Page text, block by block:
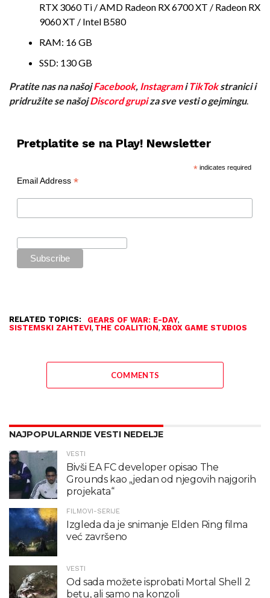
RTX 3060 Ti / AMD Radeon RX 6700 XT / Radeon RX
9060 XT / Intel B580
RAM: 16 GB
SSD: 130 GB
Pratite nas na našojFacebook, InstagramiTikTokstranici i
pridružite se našojDiscord grupiza sve vesti o gejmingu.
Pretplatite se na Play! Newsletter
*indicates required
Email Address *
RELATED TOPICS: GEARS OF WAR: E-DAY,
SISTEMSKI ZAHTEVI, THE COALITION, XBOX GAME STUDIOS
COMMENTS
NAJPOPULARNIJE VESTI NEDELJE
VESTI
Bivši EA FC developer opisao The
Grounds kao „jedan od njegovih najgorih
projekata“
FILMOVI-SERIJE
Izgleda da je snimanje Elden Ring filma
već završeno
VESTI
Od sada možete isprobati Mortal Shell 2
betu, ali samo na konzoli